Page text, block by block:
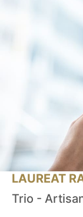
LAUREAT
Trio -